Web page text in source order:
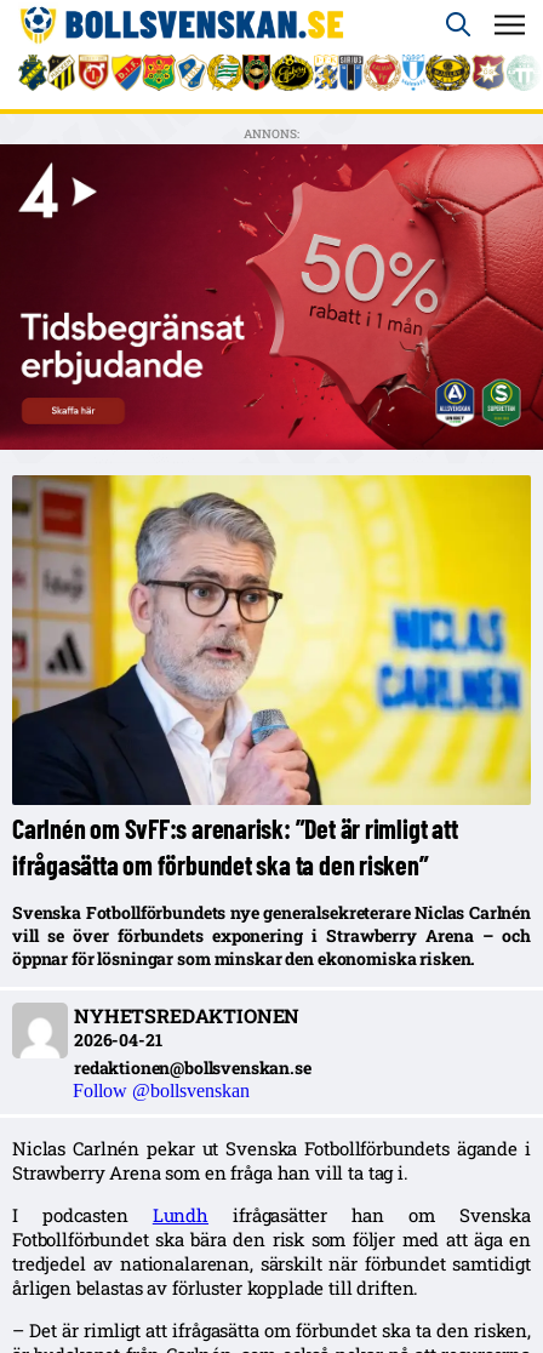
ANNONS:
Carlnén om SvFF:s arenarisk: ”Det är rimligt att
ifrågasätta om förbundet ska ta den risken”
Svenska Fotbollförbundets nye generalsekreterare Niclas Carlnén
vill se över förbundets exponering i Strawberry Arena – och
öppnar för lösningar som minskar den ekonomiska risken.
NYHETSREDAKTIONEN
2026-04-21
redaktionen@bollsvenskan.se
Follow @bollsvenskan
Niclas Carlnén pekar ut Svenska Fotbollförbundets ägande i
Strawberry Arena som en fråga han vill ta tag i.
I podcasten Lundh
ifrågasätter han om Svenska
Fotbollförbundet ska bära den risk som följer med att äga en
tredjedel av nationalarenan, särskilt när förbundet samtidigt
årligen belastas av förluster kopplade till driften.
– Det är rimligt att ifrågasätta om förbundet ska ta den risken,